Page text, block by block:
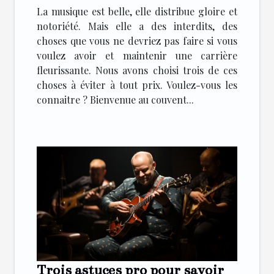
La musique est belle, elle distribue gloire et
notoriété. Mais elle a des interdits, des
choses que vous ne devriez pas faire si vous
voulez avoir et maintenir une carrière
fleurissante. Nous avons choisi trois de ces
choses à éviter à tout prix. Voulez-vous les
connaitre ? Bienvenue au couvent...
Trois astuces pro pour savoir